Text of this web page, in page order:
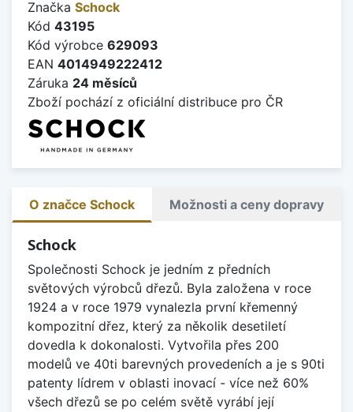
Značka Schock
Kód 43195
Kód výrobce 629093
EAN 4014949222412
Záruka 24 měsíců
Zboží pochází z oficiální distribuce pro ČR
O značce Schock Možnosti a ceny dopravy
Schock
Společnosti Schock je jedním z předních
světových výrobců dřezů. Byla založena v roce
1924 a v roce 1979 vynalezla první křemenný
kompozitní dřez, který za několik desetiletí
dovedla k dokonalosti. Vytvořila přes 200
modelů ve 40ti barevných provedeních a je s 90ti
patenty lídrem v oblasti inovací - více než 60%
všech dřezů se po celém světě vyrábí její